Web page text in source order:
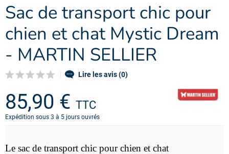
Sac de transport chic pour
chien et chat Mystic Dream
- MARTIN SELLIER
Lire les avis (0)
85,90 € TTC
Expédition sous 3 à 5 jours ouvrés
Le sac de transport chic pour chien et chat